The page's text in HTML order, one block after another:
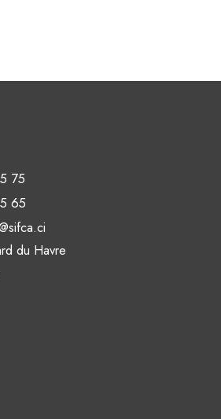
75
65
du Havre